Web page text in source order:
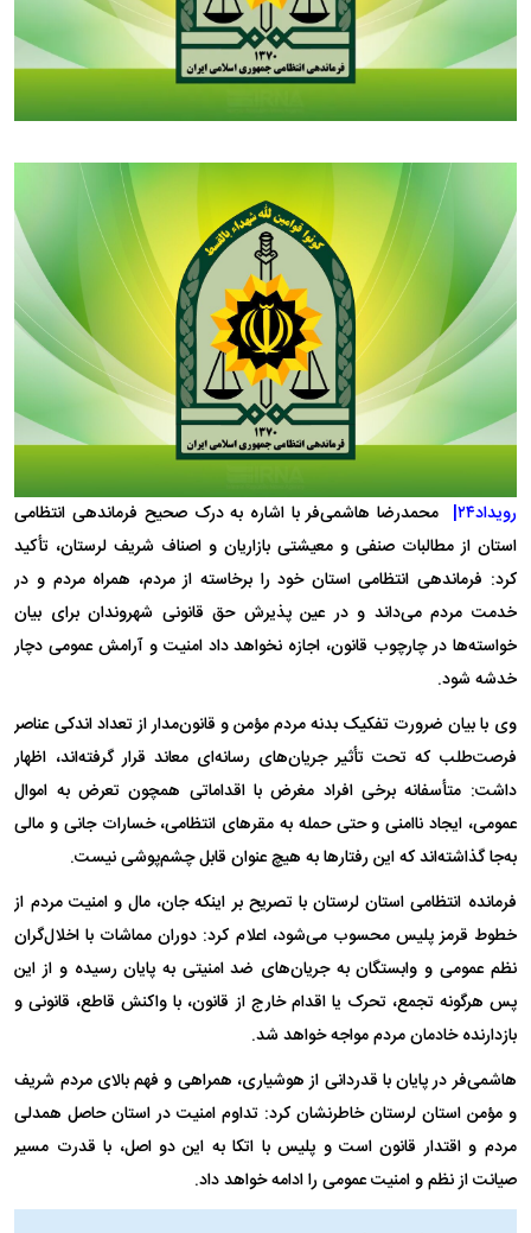
رویداد۲۴|
محمدرضا هاشمی‌فر با اشاره به درک صحیح فرماندهی انتظامی
استان از مطالبات صنفی و معیشتی بازاریان و اصناف شریف لرستان، تأکید
کرد: فرماندهی انتظامی استان خود را برخاسته از مردم، همراه مردم و در
خدمت مردم می‌داند و در عین پذیرش حق قانونی شهروندان برای بیان
خواسته‌ها در چارچوب قانون، اجازه نخواهد داد امنیت و آرامش عمومی دچار
خدشه شود.
وی با بیان ضرورت تفکیک بدنه مردم مؤمن و قانون‌مدار از تعداد اندکی عناصر
فرصت‌طلب که تحت تأثیر جریان‌های رسانه‌ای معاند قرار گرفته‌اند، اظهار
داشت: متأسفانه برخی افراد مغرض با اقداماتی همچون تعرض به اموال
عمومی، ایجاد ناامنی و حتی حمله به مقرهای انتظامی، خسارات جانی و مالی
به‌جا گذاشته‌اند که این رفتارها به هیچ عنوان قابل چشم‌پوشی نیست.
فرمانده انتظامی استان لرستان با تصریح بر اینکه جان، مال و امنیت مردم از
خطوط قرمز پلیس محسوب می‌شود، اعلام کرد: دوران مماشات با اخلال‌گران
نظم عمومی و وابستگان به جریان‌های ضد امنیتی به پایان رسیده ‌و از این
پس هرگونه تجمع، تحرک یا اقدام خارج از قانون، با واکنش قاطع، قانونی و
بازدارنده خادمان مردم مواجه خواهد شد.
هاشمی‌فر در پایان با قدردانی از هوشیاری، همراهی و فهم بالای مردم شریف
و مؤمن استان لرستان خاطرنشان کرد: تداوم امنیت در استان حاصل همدلی
مردم و اقتدار قانون است و پلیس با اتکا به این دو اصل، با قدرت مسیر
صیانت از نظم و امنیت عمومی را ادامه خواهد داد.